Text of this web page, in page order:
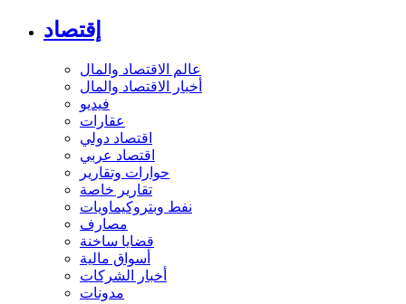
إقتصاد
عالم الاقتصاد والمال
أخبار الاقتصاد والمال
فيديو
عقارات
اقتصاد دولي
اقتصاد عربي
حوارات وتقارير
تقارير خاصة
نفط وبتروكيماويات
مصارف
قضايا ساخنة
أسواق مالية
أخبار الشركات
مدونات